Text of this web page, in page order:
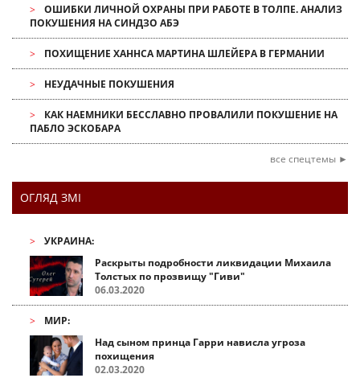
ОШИБКИ ЛИЧНОЙ ОХРАНЫ ПРИ РАБОТЕ В ТОЛПЕ. АНАЛИЗ
ПОКУШЕНИЯ НА СИНДЗО АБЭ
ПОХИЩЕНИЕ ХАННСА МАРТИНА ШЛЕЙЕРА В ГЕРМАНИИ
НЕУДАЧНЫЕ ПОКУШЕНИЯ
КАК НАЕМНИКИ БЕССЛАВНО ПРОВАЛИЛИ ПОКУШЕНИЕ НА
ПАБЛО ЭСКОБАРА
все спецтемы ►
ОГЛЯД ЗМІ
УКРАИНА:
Раскрыты подробности ликвидации Михаила
Толстых по прозвищу "Гиви"
06.03.2020
МИР:
Над сыном принца Гарри нависла угроза
похищения
02.03.2020